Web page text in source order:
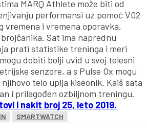
MARQ Athlete može biti od
performansi uz pomoć V02
vremena i vremena oporavka,
Sat ima naprednu
prati statistike treninga i meri
dobiti bolji uvid u svoj telesni
senzore, a s Pulse Ox mogu
telo upija kiseonik. Kaiš sata
i prilagođen ozbiljnom treningu.
i nakit broj 25, leto 2019.
SMARTWATCH